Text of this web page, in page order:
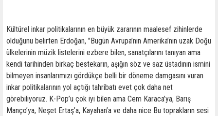
Kültürel inkar politikalarının en büyük zararının maalesef zihinlerde
olduğunu belirten Erdoğan, "Bugün Avrupa’nın Amerika’nın uzak Doğu
ülkelerinin müzik listelerini ezbere bilen, sanatçılarını tanıyan ama
kendi tarihinden birkaç bestekarın, aşığın söz ve saz üstadının ismini
bilmeyen insanlarımızı gördükçe belli bir döneme damgasını vuran
inkar politikalarının yol açtığı tahribatı evet çok daha net
görebiliyoruz. K-Pop’u çok iyi bilen ama Cem Karaca’ya, Barış
Manço’ya, Neşet Ertaş’a, Kayahan’a ve daha nice Bu toprakların sesi